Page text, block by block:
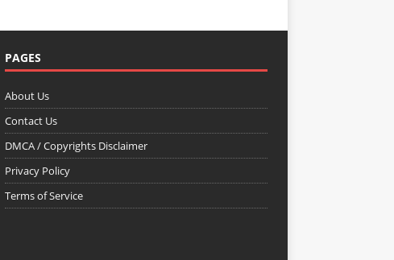
PAGES
About Us
Contact Us
DMCA / Copyrights Disclaimer
Privacy Policy
Terms of Service